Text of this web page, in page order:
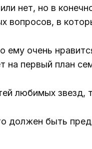
нет, но в
вопросов, в
ему очень
на первый план
любимых звезд,
должен быть